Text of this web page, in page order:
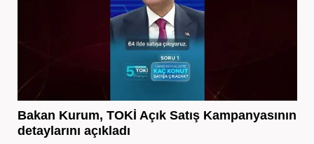
Bakan Kurum, TOKİ Açık Satış Kampanyasının
detaylarını açıkladı